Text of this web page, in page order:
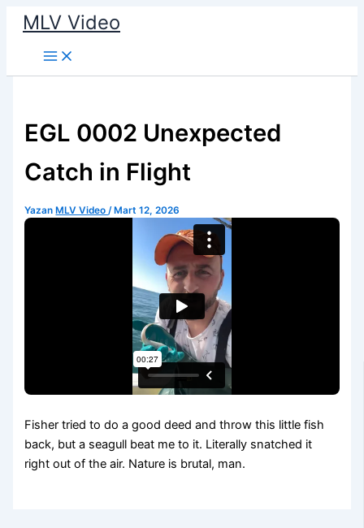
İçeriğe
atla
MLV Video
EGL 0002 Unexpected
Catch in Flight
Yazan MLV Video/ Mart 12, 2026
Fisher tried to do a good deed and throw this little fish
back, but a seagull beat me to it. Literally snatched it
right out of the air. Nature is brutal, man.